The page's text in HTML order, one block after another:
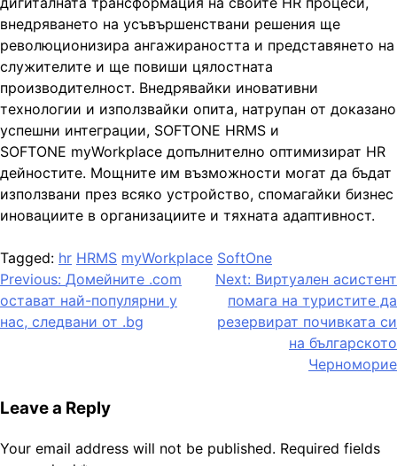
внедряването на усъвършенствани решения ще
революционизира ангажираността и представянето на
служителите и ще повиши цялостната
производителност. Внедрявайки иновативни
технологии и използвайки опита, натрупан от доказано
успешни интеграции, SOFTONE HRMS и
SOFTONE myWorkplace допълнително оптимизират HR
дейностите. Мощните им възможности могат да бъдат
използвани през всяко устройство, спомагайки бизнес
иновациите в организациите и тяхната адаптивност.
Tagged: hr HRMS myWorkplace SoftOne
Post
navigation
Previous: Домейните .com
остават най-популярни у
нас, следвани от .bg
Next: Виртуален асистент
помага на туристите да
резервират почивката си
на българското
Черноморие
Leave a Reply
Your email address will not be published. Required fields